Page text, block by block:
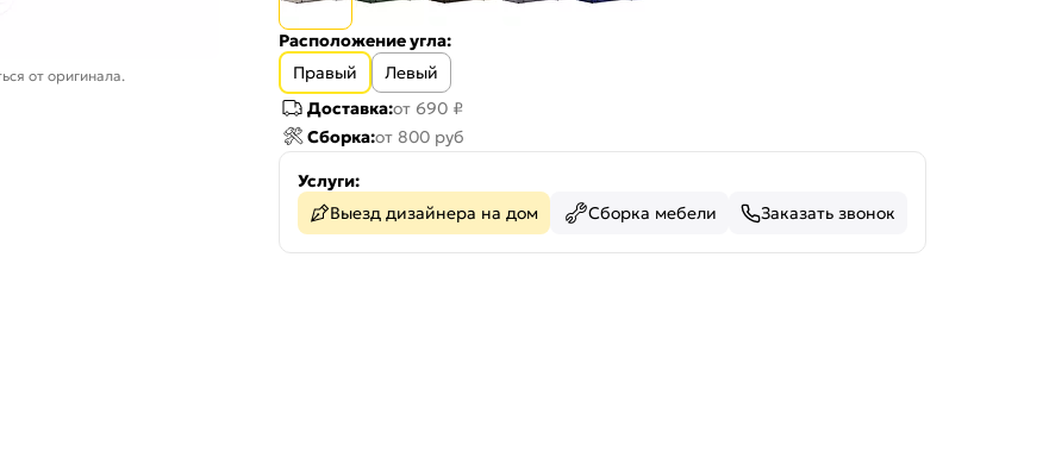
от оригинала.
Расположение угла:
Правый
Левый
Доставка:от 690 ₽
Сборка:от 800 руб
Услуги:
Выезд дизайнера на дом
Сборка мебели Заказать звонок